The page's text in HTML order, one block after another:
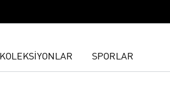
KOLEKSİYONLAR SPORLAR